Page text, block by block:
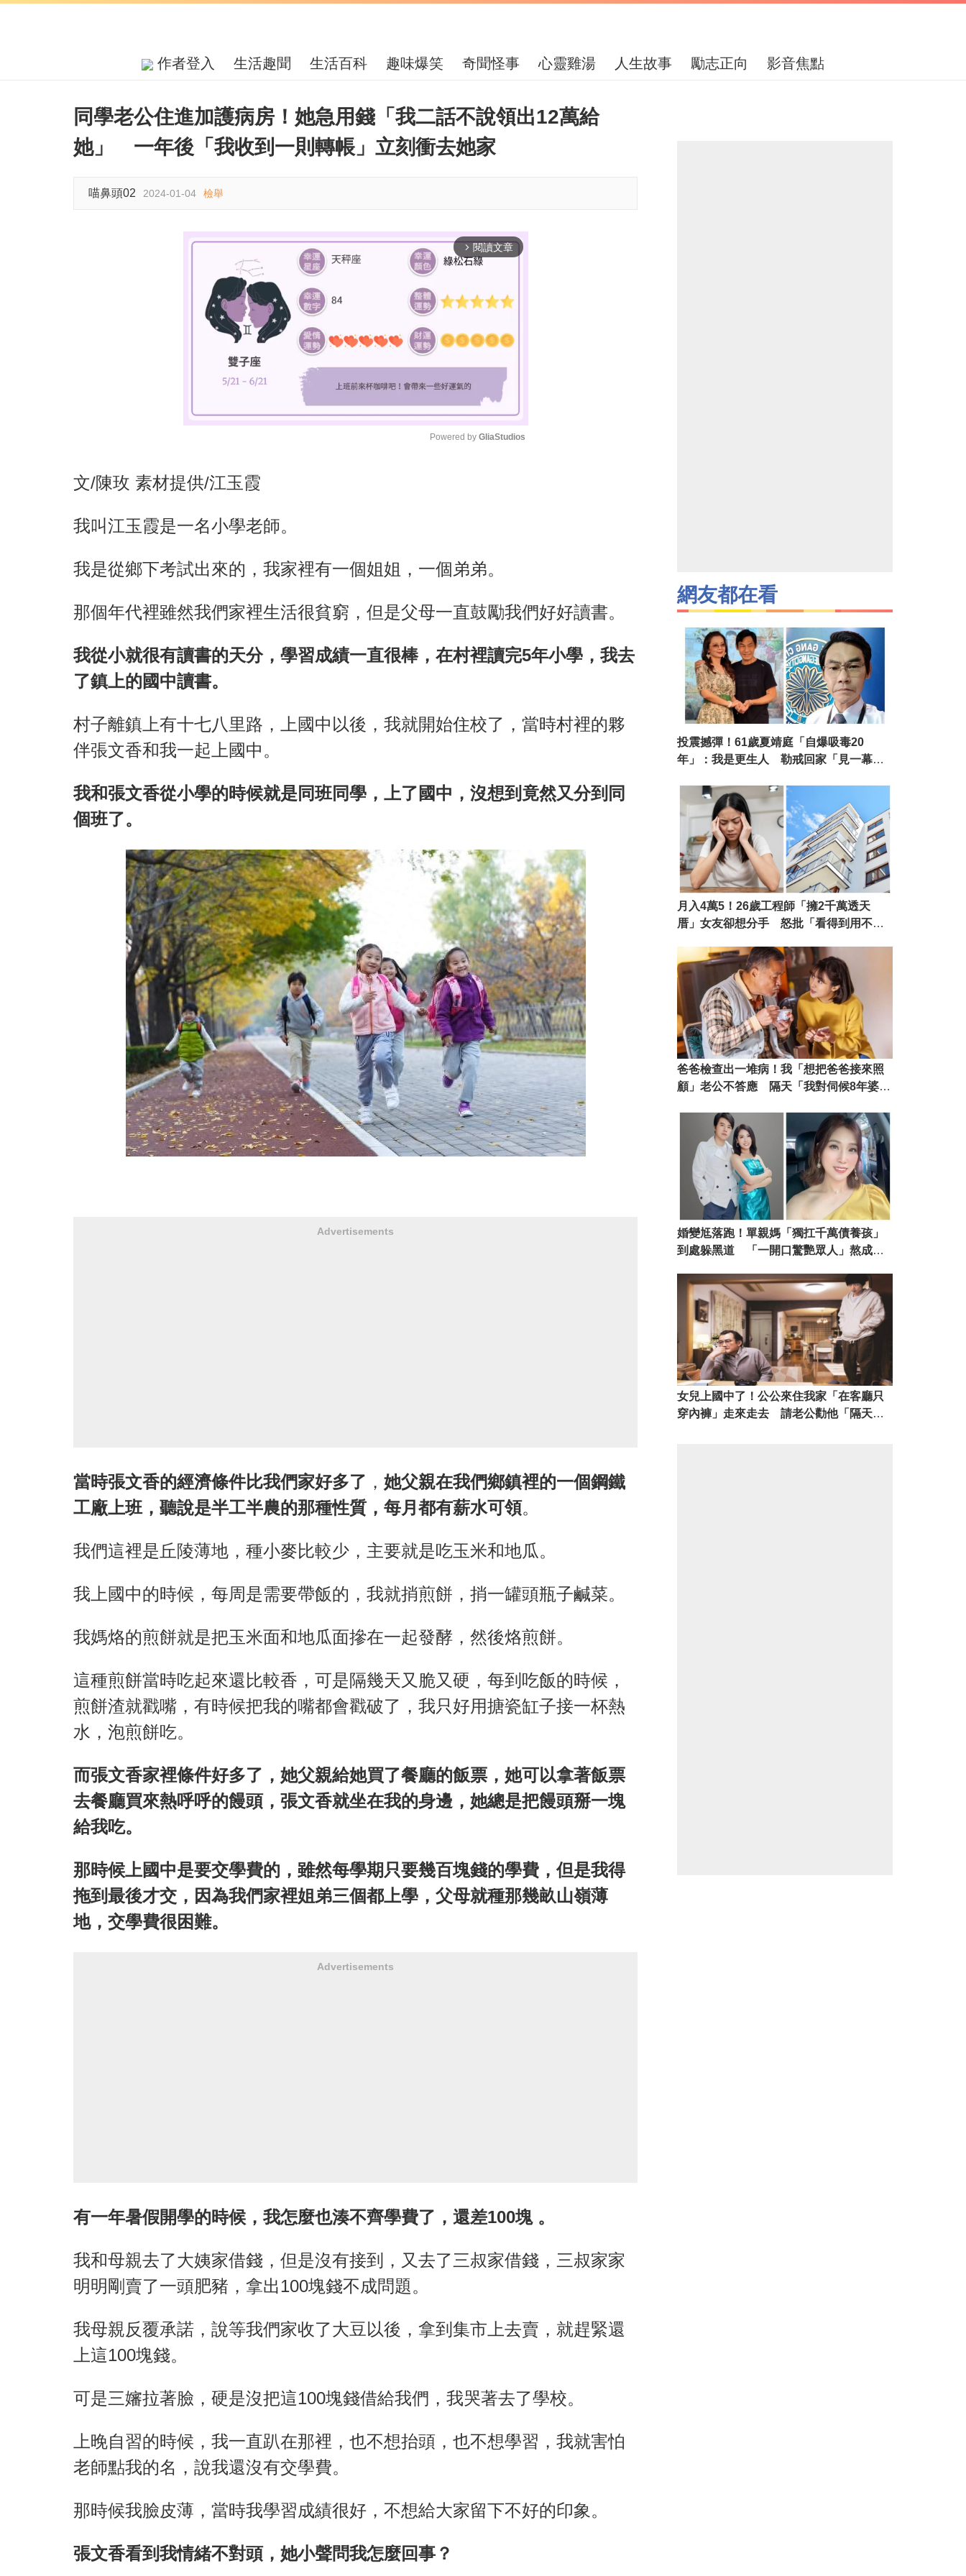
作者登入 生活趣聞 生活百科 趣味爆笑 奇聞怪事 心靈雞湯 人生故事 勵志正向 影音焦點
同學老公住進加護病房！她急用錢「我二話不說領出12萬給
她」 一年後「我收到一則轉帳」立刻衝去她家
喵鼻頭02 2024-01-04 檢舉
arrow_forward_ios 閱讀文章
Powered by GliaStudios
文/陳玫 素材提供/江玉霞
我叫江玉霞是一名小學老師。
我是從鄉下考試出來的，我家裡有一個姐姐，一個弟弟。
那個年代裡雖然我們家裡生活很貧窮，但是父母一直鼓勵我們好好讀書。
我從小就很有讀書的天分，學習成績一直很棒，在村裡讀完5年小學，我去
了鎮上的國中讀書。
村子離鎮上有十七八里路，上國中以後，我就開始住校了，當時村裡的夥
伴張文香和我一起上國中。
我和張文香從小學的時候就是同班同學，上了國中，沒想到竟然又分到同
個班了。
Advertisements
當時張文香的經濟條件比我們家好多了 ， 她父親在我們鄉鎮裡的一個鋼鐵
工廠上班，聽說是半工半農的那種性質，每月都有薪水可領。
我們這裡是丘陵薄地，種小麥比較少，主要就是吃玉米和地瓜。
我上國中的時候，每周是需要帶飯的，我就捎煎餅，捎一罐頭瓶子鹹菜。
我媽烙的煎餅就是把玉米面和地瓜面摻在一起發酵，然後烙煎餅。
這種煎餅當時吃起來還比較香，可是隔幾天又脆又硬，每到吃飯的時候，
煎餅渣就戳嘴，有時候把我的嘴都會戳破了，我只好用搪瓷缸子接一杯熱
水，泡煎餅吃。
而張文香家裡條件好多了，她父親給她買了餐廳的飯票，她可以拿著飯票
去餐廳買來熱呼呼的饅頭，張文香就坐在我的身邊，她總是把饅頭掰一塊
給我吃。
那時候上國中是要交學費的，雖然每學期只要幾百塊錢的學費，但是我得
拖到最後才交，因為我們家裡姐弟三個都上學，父母就種那幾畝山嶺薄
地，交學費很困難。
Advertisements
有一年暑假開學的時候，我怎麼也湊不齊學費了，還差100塊 。
我和母親去了大姨家借錢，但是沒有接到，又去了三叔家借錢，三叔家家
明明剛賣了一頭肥豬，拿出100塊錢不成問題。
我母親反覆承諾，說等我們家收了大豆以後，拿到集市上去賣，就趕緊還
上這100塊錢。
可是三嬸拉著臉，硬是沒把這100塊錢借給我們，我哭著去了學校。
上晚自習的時候，我一直趴在那裡，也不想抬頭，也不想學習，我就害怕
老師點我的名，說我還沒有交學費。
那時候我臉皮薄，當時我學習成績很好，不想給大家留下不好的印象。
張文香看到我情緒不對頭，她小聲問我怎麼回事？
網友都在看
投震撼彈！61歲夏靖庭「自爆吸毒20
年」：我是更生人 勒戒回家「見一幕心
月入4萬5！26歲工程師「擁2千萬透天
厝」女友卻想分手 怒批「看得到用不
爸爸檢查出一堆病！我「想把爸爸接來照
顧」老公不答應 隔天「我對伺候8年婆婆
婚變尪落跑！單親媽「獨扛千萬債養孩」
到處躲黑道 「一開口驚艷眾人」熬成台
女兒上國中了！公公來住我家「在客廳只
穿內褲」走來走去 請老公勸他「隔天我